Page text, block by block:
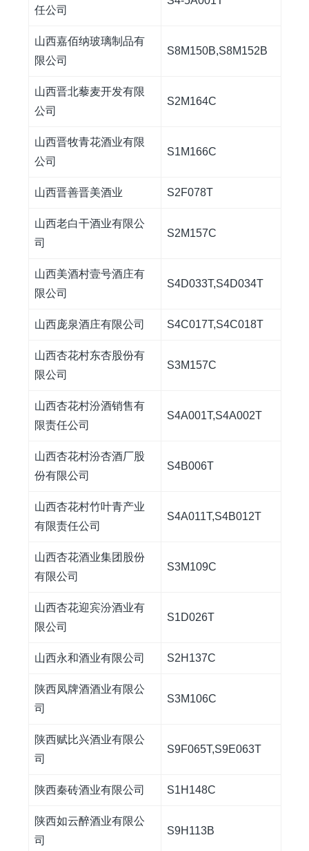
任公司
山西嘉佰纳玻璃制品有
限公司
S8M150B,S8M152B
山西晋北藜麦开发有限
公司
S2M164C
山西晋牧青花酒业有限
公司
S1M166C
山西晋善晋美酒业 S2F078T
山西老白干酒业有限公
司
S2M157C
山西美酒村壹号酒庄有
限公司
S4D033T,S4D034T
山西庞泉酒庄有限公司 S4C017T,S4C018T
山西杏花村东杏股份有
限公司
S3M157C
山西杏花村汾酒销售有
限责任公司
S4A001T,S4A002T
山西杏花村汾杏酒厂股
份有限公司
S4B006T
山西杏花村竹叶青产业
有限责任公司
S4A011T,S4B012T
山西杏花酒业集团股份
有限公司
S3M109C
山西杏花迎宾汾酒业有
限公司
S1D026T
山西永和酒业有限公司 S2H137C
陕西凤牌酒酒业有限公
司
S3M106C
陕西赋比兴酒业有限公
司
S9F065T,S9E063T
陕西秦砖酒业有限公司 S1H148C
陕西如云醉酒业有限公
司
S9H113B